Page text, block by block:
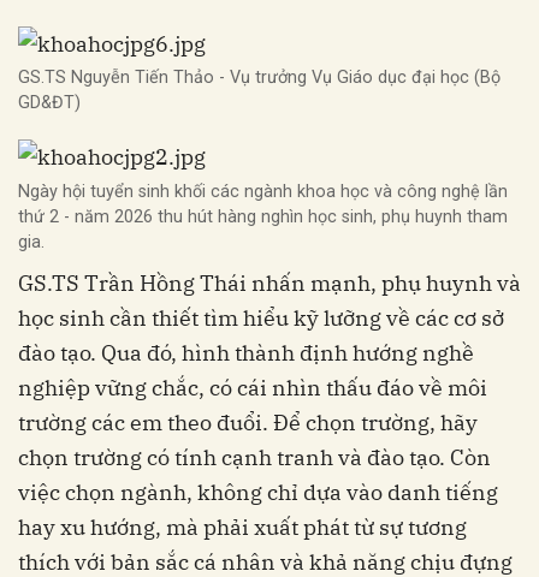
GS.TS Nguyễn Tiến Thảo - Vụ trưởng Vụ Giáo dục đại học (Bộ
GD&ĐT)
Ngày hội tuyển sinh khối các ngành khoa học và công nghệ lần
thứ 2 - năm 2026 thu hút hàng nghìn học sinh, phụ huynh tham
gia.
GS.TS Trần Hồng Thái nhấn mạnh, phụ huynh và
học sinh cần thiết tìm hiểu kỹ lưỡng về các cơ sở
đào tạo. Qua đó, hình thành định hướng nghề
nghiệp vững chắc, có cái nhìn thấu đáo về môi
trường các em theo đuổi. Để chọn trường, hãy
chọn trường có tính cạnh tranh và đào tạo. Còn
việc chọn ngành, không chỉ dựa vào danh tiếng
hay xu hướng, mà phải xuất phát từ sự tương
thích với bản sắc cá nhân và khả năng chịu đựng